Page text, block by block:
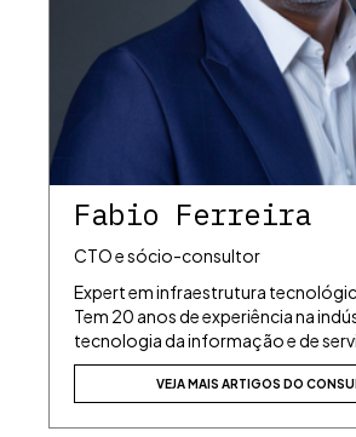
Fabio Ferreira
CTO e sócio-consultor
Expert em infraestrutura
Tem 20 anos de experiência na
tecnologia da informação e de
VEJA MAIS ARTIGOS DO